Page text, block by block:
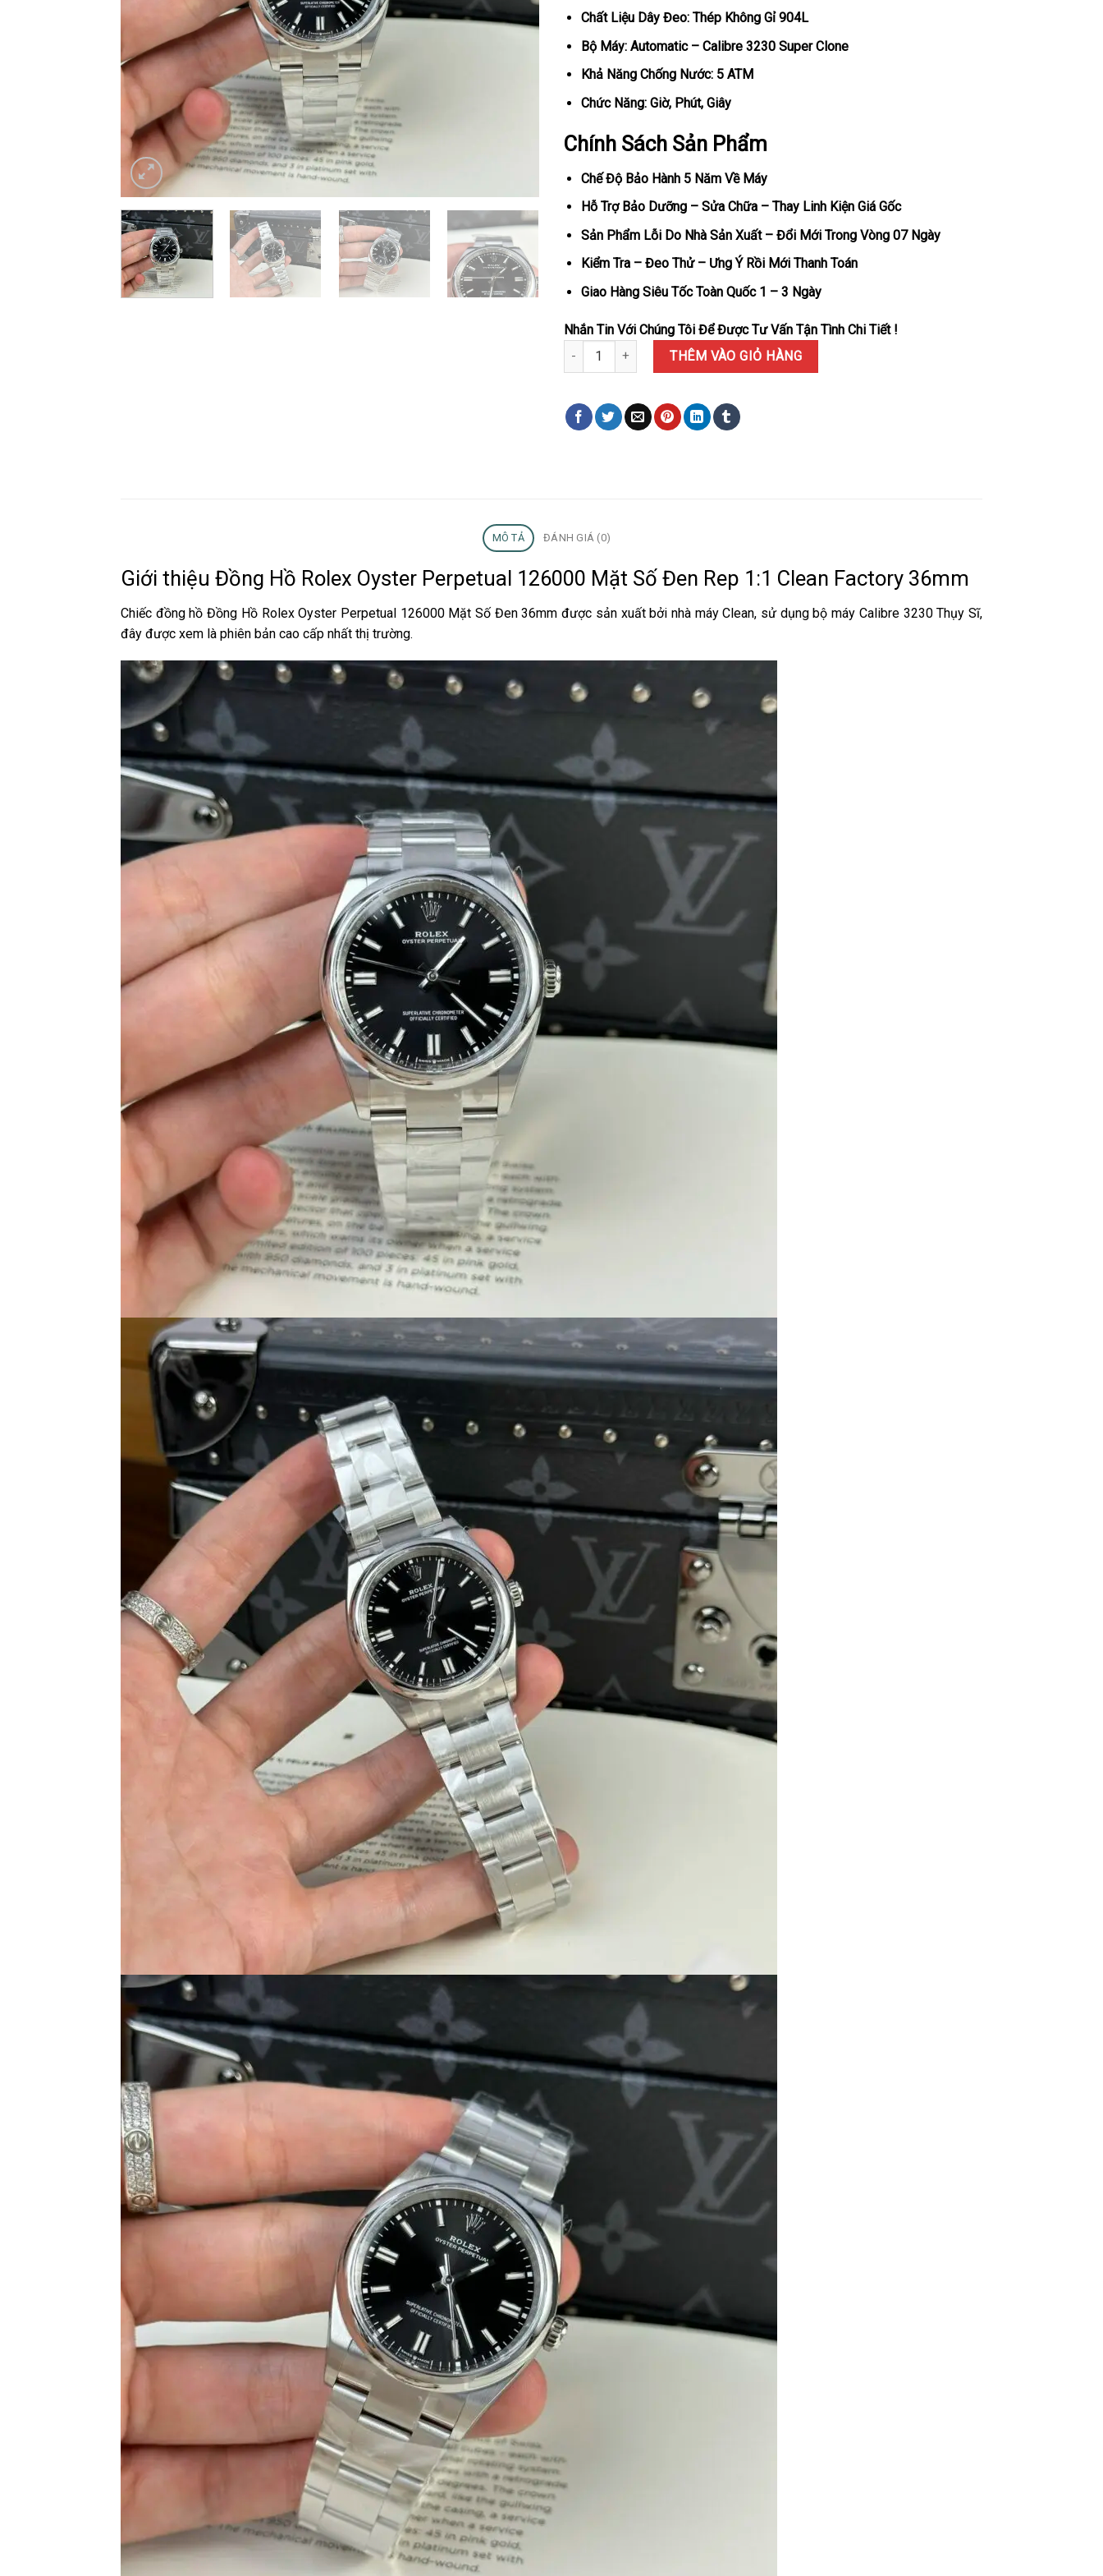
Chất Liệu Dây Đeo: Thép Không Gỉ 904L
Bộ Máy: Automatic – Calibre 3230 Super Clone
Khả Năng Chống Nước: 5 ATM
Chức Năng: Giờ, Phút, Giây
Chính Sách Sản Phẩm
Chế Độ Bảo Hành 5 Năm Về Máy
Hỗ Trợ Bảo Dưỡng – Sửa Chữa – Thay Linh Kiện Giá Gốc
Sản Phẩm Lỗi Do Nhà Sản Xuất – Đổi Mới Trong Vòng 07 Ngày
Kiểm Tra – Đeo Thử – Ưng Ý Rồi Mới Thanh Toán
Giao Hàng Siêu Tốc Toàn Quốc 1 – 3 Ngày
Nhắn Tin Với Chúng Tôi Để Được Tư Vấn Tận Tình Chi Tiết !
Đồng Hồ Rolex Oyster Perpetual 126000 Mặt Số Đen Rep 1:1 Clean Factory 36mm số lượng
THÊM VÀO GIỎ HÀNG
MÔ TẢ ĐÁNH GIÁ (0)
Giới thiệu Đồng Hồ Rolex Oyster Perpetual 126000 Mặt Số Đen Rep 1:1 Clean Factory 36mm
Chiếc đồng hồ Đồng Hồ Rolex Oyster Perpetual 126000 Mặt Số Đen 36mm được sản xuất bởi nhà máy Clean, sử dụng bộ máy Calibre 3230 Thụy Sĩ,
đây được xem là phiên bản cao cấp nhất thị trường.